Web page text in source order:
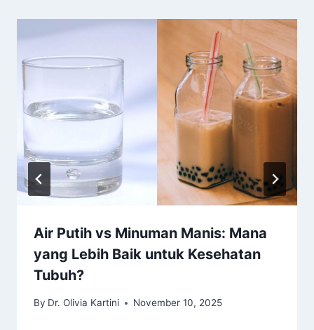
Air Putih vs Minuman Manis: Mana
yang Lebih Baik untuk Kesehatan
Tubuh?
By Dr. Olivia Kartini November 10, 2025